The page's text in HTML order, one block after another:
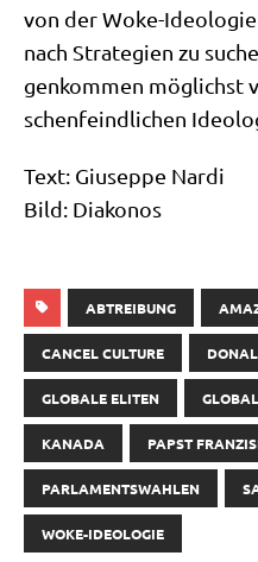
von der Woke-
nach Stra­te­gien zu
gen­kom­men mög­lichst
schen­feind­li­chen
Text: Giu­sep­pe Nar­di
Bild: Dia­ko­nos
ABTREIBUNG
CANCEL CULTURE
GLOBALE ELITEN
KANADA PAPST
PARLAMENTSWAHLEN
WOKE-IDEOLOGIE